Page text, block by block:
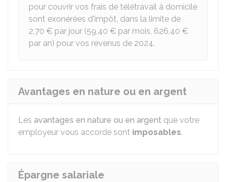
pour couvrir vos frais de télétravail à domicile
sont exonérées d'impôt, dans la limite de
2,70 € par jour (59,40 € par mois, 626,40 €
par an) pour vos revenus de 2024.
Avantages en nature ou en argent
Les avantages en nature ou en argent que votre
employeur vous accorde sont imposables.
Épargne salariale